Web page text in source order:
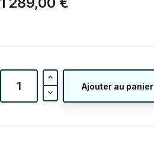
Ajouter au panier